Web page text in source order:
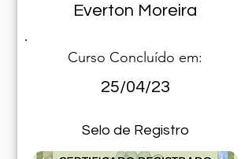
Everton Moreira
Curso Concluído em:
25/04/23
Selo de Registro